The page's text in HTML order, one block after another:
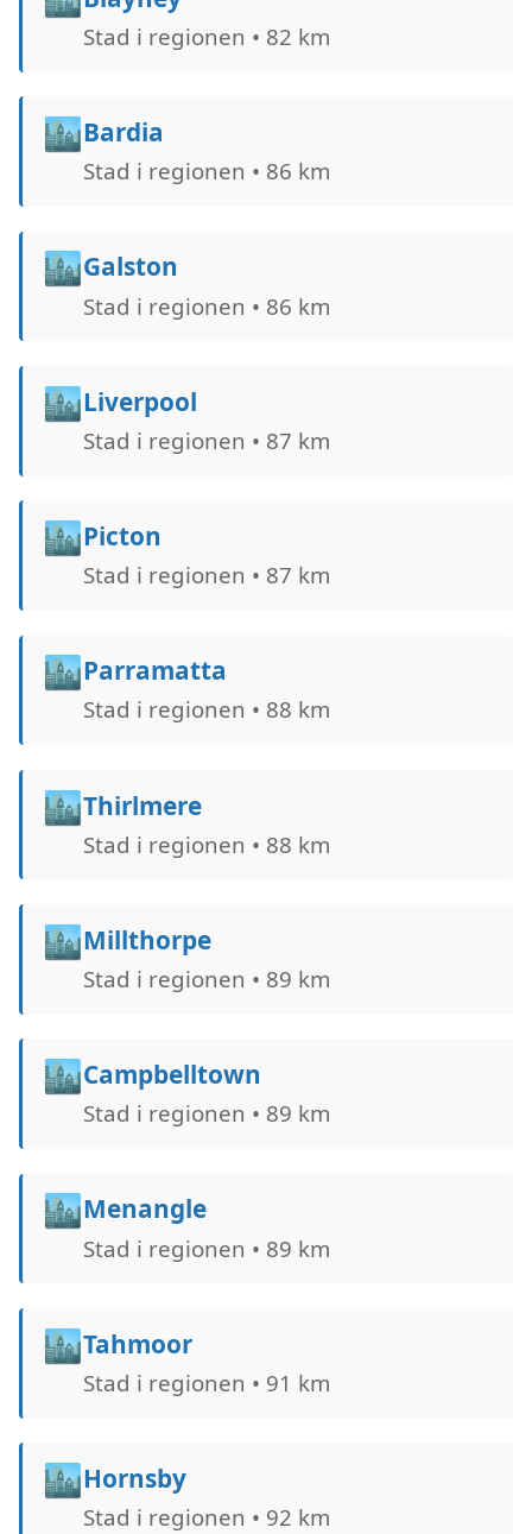
Stad i regionen • 82 km
🏙️Bardia
Stad i regionen • 86 km
🏙️Galston
Stad i regionen • 86 km
🏙️Liverpool
Stad i regionen • 87 km
🏙️Picton
Stad i regionen • 87 km
🏙️Parramatta
Stad i regionen • 88 km
🏙️Thirlmere
Stad i regionen • 88 km
🏙️Millthorpe
Stad i regionen • 89 km
🏙️Campbelltown
Stad i regionen • 89 km
🏙️Menangle
Stad i regionen • 89 km
🏙️Tahmoor
Stad i regionen • 91 km
🏙️Hornsby
Stad i regionen • 92 km